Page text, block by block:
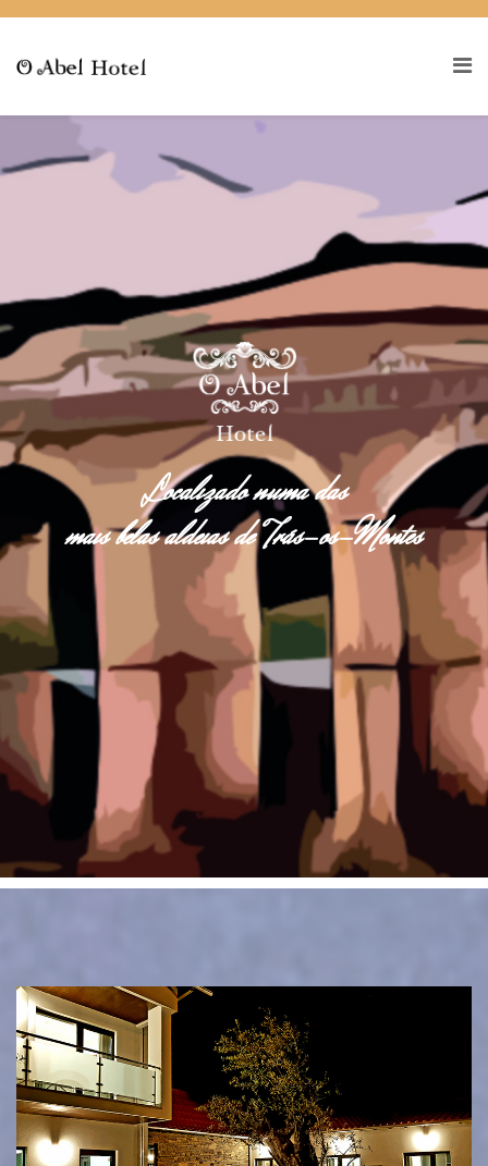
Localizado numa das
mais belas aldeias de Trás-os-Montes